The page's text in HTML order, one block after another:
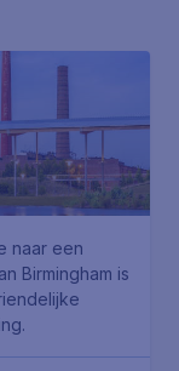
naar een
Birmingham is